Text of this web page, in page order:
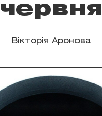
червня
Вікторія Аронова